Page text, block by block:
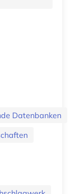
Datenbanken